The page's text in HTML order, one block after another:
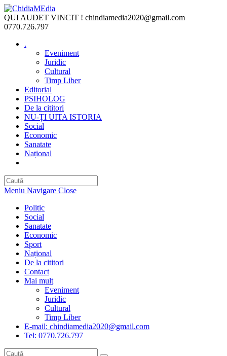
Skip
to
content
QUI AUDET VINCIT ! chindiamedia2020@gmail.com
0770.726.797
.
Eveniment
Juridic
Cultural
Timp Liber
Editorial
PSIHOLOG
De la cititori
NU-ȚI UITA ISTORIA
Social
Economic
Sanatate
Național
Meniu Navigare Close
Politic
Social
Sanatate
Economic
Sport
Național
De la cititori
Contact
Mai mult
Eveniment
Juridic
Cultural
Timp Liber
E-mail: chindiamedia2020@gmail.com
Tel: 0770.726.797